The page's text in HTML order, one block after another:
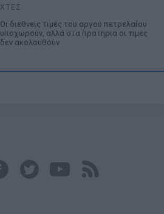
ΧΤΕΣ
Οι διεθνείς τιμές του αργού πετρελαίου
υποχωρούν, αλλά στα πρατήρια οι τιμές
δεν ακολουθούν